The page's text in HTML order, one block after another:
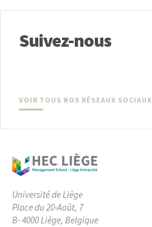
Suivez-nous
VOIR TOUS NOS RÉSEAUX SOCIAUX
Université de Liège
Place du 20-Août, 7
B- 4000 Liège, Belgique